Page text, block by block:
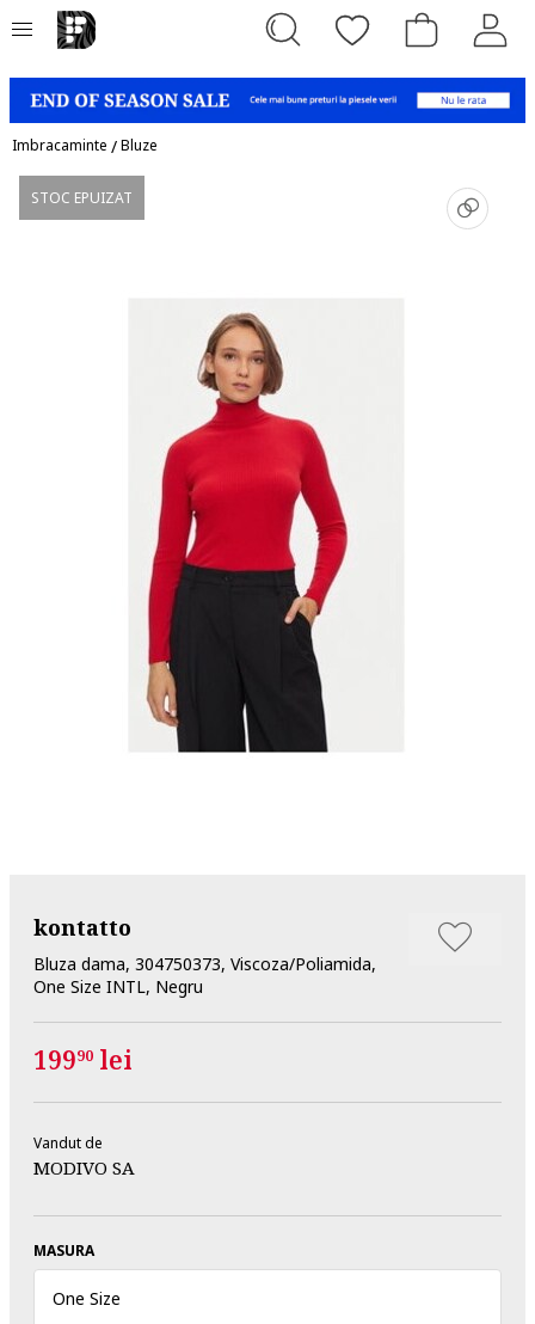
Imbracaminte /Bluze
STOC EPUIZAT
kontatto
Bluza dama, 304750373, Viscoza/Poliamida,
One Size INTL, Negru
19990 lei
Vandut de
MODIVO SA
MASURA
One Size